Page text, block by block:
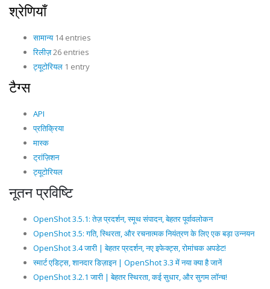
श्रेणियाँ
सामान्य14 entries
रिलीज़26 entries
ट्यूटोरियल 1 entry
टैग्स
API
प्रतिक्रिया
मास्क
ट्रांज़िशन
ट्यूटोरियल
नूतन प्रविष्टि
OpenShot 3.5.1: तेज़ प्रदर्शन, स्मूथ संपादन, बेहतर पूर्वावलोकन
OpenShot 3.5: गति, स्थिरता, और रचनात्मक नियंत्रण के लिए एक बड़ा उन्नयन
OpenShot 3.4 जारी | बेहतर प्रदर्शन, नए इफेक्ट्स, रोमांचक अपडेट!
स्मार्ट एडिट्स, शानदार डिज़ाइन | OpenShot 3.3 में नया क्या है जानें
OpenShot 3.2.1 जारी | बेहतर स्थिरता, कई सुधार, और सुगम लॉन्च!